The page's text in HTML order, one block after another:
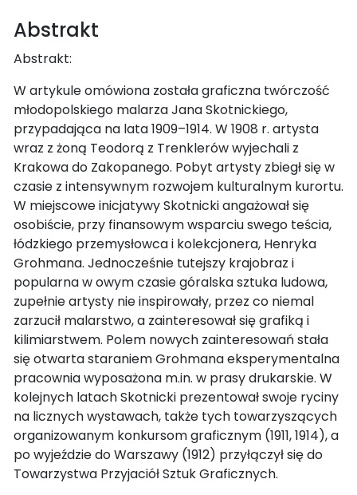
Abstrakt
Abstrakt:
W artykule omówiona została graficzna twórczość
młodopolskiego malarza Jana Skotnickiego,
przypadająca na lata 1909–1914. W 1908 r. artysta
wraz z żoną Teodorą z Trenklerów wyjechali z
Krakowa do Zakopanego. Pobyt artysty zbiegł się w
czasie z intensywnym rozwojem kulturalnym kurortu.
W miejscowe inicjatywy Skotnicki angażował się
osobiście, przy finansowym wsparciu swego teścia,
łódzkiego przemysłowca i kolekcjonera, Henryka
Grohmana. Jednocześnie tutejszy krajobraz i
popularna w owym czasie góralska sztuka ludowa,
zupełnie artysty nie inspirowały, przez co niemal
zarzucił malarstwo, a zainteresował się grafiką i
kilimiarstwem. Polem nowych zainteresowań stała
się otwarta staraniem Grohmana eksperymentalna
pracownia wyposażona m.in. w prasy drukarskie. W
kolejnych latach Skotnicki prezentował swoje ryciny
na licznych wystawach, także tych towarzyszących
organizowanym konkursom graficznym (1911, 1914), a
po wyjeździe do Warszawy (1912) przyłączył się do
Towarzystwa Przyjaciół Sztuk Graficznych.